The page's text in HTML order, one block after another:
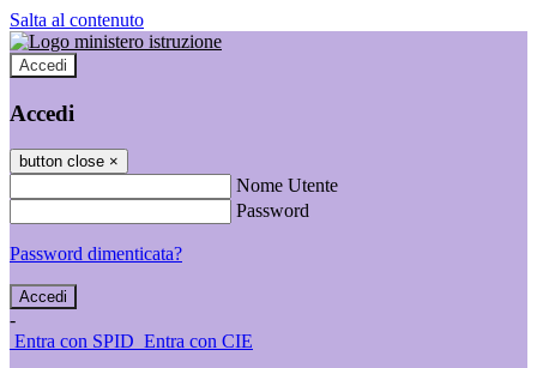
Salta al contenuto
Accedi
Accedi
button close ×
Nome Utente
Password
Password dimenticata?
-
Entra con SPID Entra con CIE